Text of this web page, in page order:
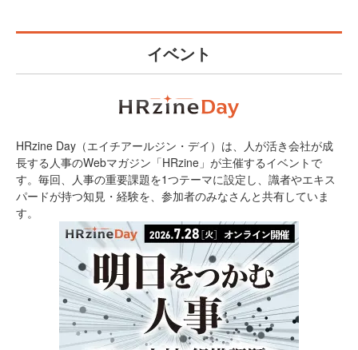
イベント
HRzine Day（エイチアールジン・デイ）は、人が活き会社が成
長する人事のWebマガジン「HRzine」が主催するイベントで
す。毎回、人事の重要課題を1つテーマに設定し、識者やエキス
パードが持つ知見・経験を、参加者のみなさんと共有していま
す。